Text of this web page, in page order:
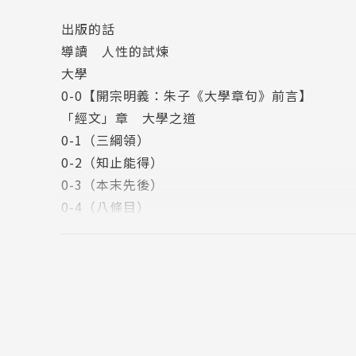
作者簡介
張水金
美國喬治城大學科學碩士。
曾任：小學教師、分校主任、教育部科長、專門
地從事文化交流工作。
目前退休，專事寫作。
著作：《大風起兮雲飛揚》等書。
曾以《少年詩詞欣賞》獲教育部獎狀，童話《無
出版的話
導讀 人性的試煉
大學
0-0【開宗明義：朱子《大學章句》前言】
「經文」章 大學之道
0-1（三綱領）
0-2（知止能得）
0-3（本末先後）
0-4（八條目）